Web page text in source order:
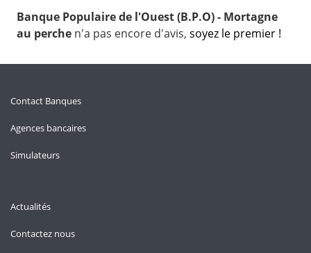
Banque Populaire de l'Ouest (B.P.O) - Mortagne
au perche n'a pas encore d'avis, soyez le premier !
Contact Banques
Agences bancaires
Simulateurs
Actualités
Contactez nous